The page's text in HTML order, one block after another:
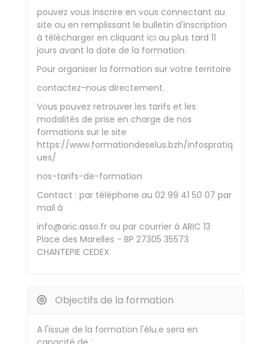
pouvez vous inscrire en vous connectant au
site ou en remplissant le bulletin d'inscription
à télécharger en cliquant ici au plus tard 11
jours avant la date de la formation.
Pour organiser la formation sur votre territoire
contactez-nous directement.
Vous pouvez retrouver les tarifs et les
modalités de prise en charge de nos
formations sur le site
https://www.formationdeselus.bzh/infospratiq
ues/
nos-tarifs-de-formation
Contact : par téléphone au 02 99 41 50 07 par
mail à
info@aric.asso.fr ou par courrier à ARIC 13
Place des Marelles - BP 27305 35573
CHANTEPIE CEDEX
Objectifs de la formation
A l'issue de la formation l'élu.e sera en